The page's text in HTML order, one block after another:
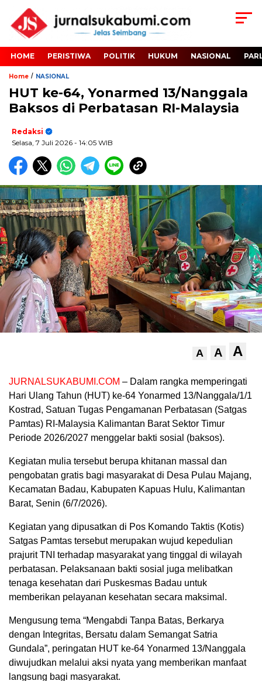
HOME PERISTIWA POLITIK HUKUM NASIONAL
Home / NASIONAL
HUT ke-64, Yonarmed 13/Nanggala
Baksos di Perbatasan RI-Malaysia
Redaksi
Selasa, 7 Juli 2026 - 14:05 WIB
A A A
JURNALSUKABUMI.COM – Dalam rangka memperingati
Hari Ulang Tahun (HUT) ke-64 Yonarmed 13/Nanggala/1/1
Kostrad, Satuan Tugas Pengamanan Perbatasan (Satgas
Pamtas) RI-Malaysia Kalimantan Barat Sektor Timur
Periode 2026/2027 menggelar bakti sosial (baksos).
Kegiatan mulia tersebut berupa khitanan massal dan
pengobatan gratis bagi masyarakat di Desa Pulau Majang,
Kecamatan Badau, Kabupaten Kapuas Hulu, Kalimantan
Barat, Senin (6/7/2026).
Kegiatan yang dipusatkan di Pos Komando Taktis (Kotis)
Satgas Pamtas tersebut merupakan wujud kepedulian
prajurit TNI terhadap masyarakat yang tinggal di wilayah
perbatasan. Pelaksanaan bakti sosial juga melibatkan
tenaga kesehatan dari Puskesmas Badau untuk
memberikan pelayanan kesehatan secara maksimal.
Mengusung tema “Mengabdi Tanpa Batas, Berkarya
dengan Integritas, Bersatu dalam Semangat Satria
Gundala”, peringatan HUT ke-64 Yonarmed 13/Nanggala
diwujudkan melalui aksi nyata yang memberikan manfaat
langsung bagi masyarakat.